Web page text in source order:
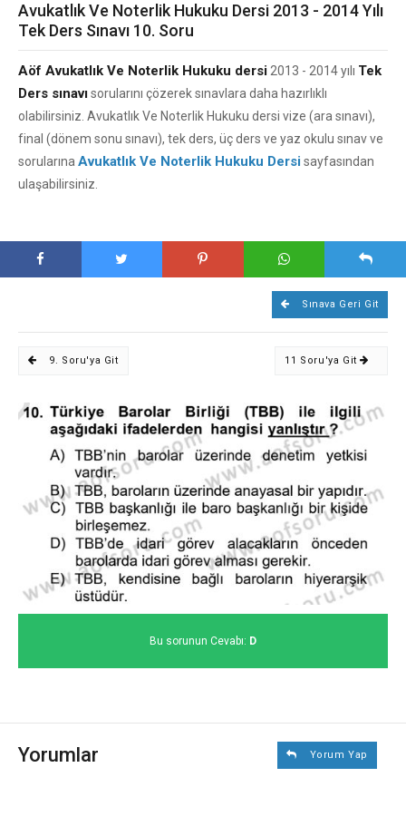
Avukatlık Ve Noterlik Hukuku Dersi 2013 - 2014 Yılı
Tek Ders Sınavı 10. Soru
Aöf Avukatlık Ve Noterlik Hukuku dersi 2013 - 2014 yılı Tek
Ders sınavısorularını çözerek sınavlara daha hazırlıklı
olabilirsiniz. Avukatlık Ve Noterlik Hukuku dersi vize (ara sınavı),
final (dönem sonu sınavı), tek ders, üç ders ve yaz okulu sınav ve
sorularına Avukatlık Ve Noterlik Hukuku Dersisayfasından
ulaşabilirsiniz.
Sınava Geri Git
9. Soru'ya Git 11 Soru'ya Git
Bu sorunun Cevabı: D
Yorumlar Yorum Yap